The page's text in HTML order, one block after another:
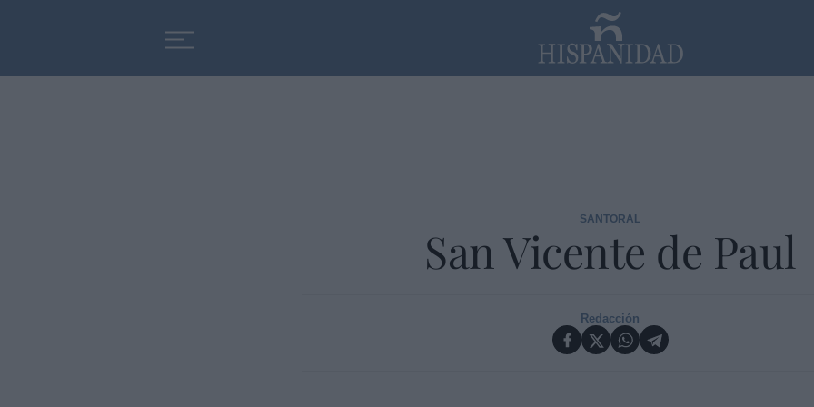
SANTORAL
San Vicente de Paul
Redacción